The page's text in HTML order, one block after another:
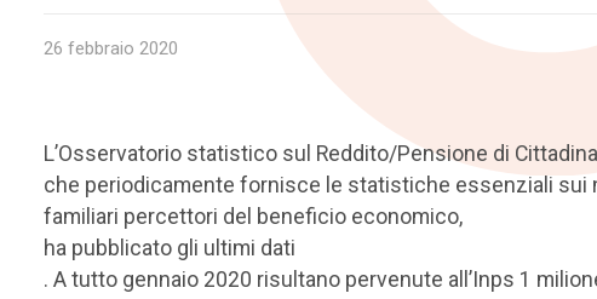
26 febbraio 2020
L’Osservatorio statistico sul Reddito/Pensione di
che periodicamente fornisce le statistiche essenziali sui
familiari percettori del beneficio economico,
ha pubblicato gli ultimi dati
. A tutto gennaio 2020 risultano pervenute all’Inps 1